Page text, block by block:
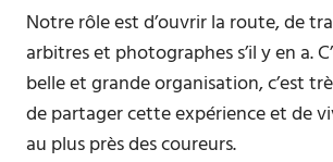
Notre rôle est d’ouvrir la route, de
arbitres et photographes s’il y en a.
belle et grande organisation, c’est
de partager cette expérience et de
au plus près des coureurs.